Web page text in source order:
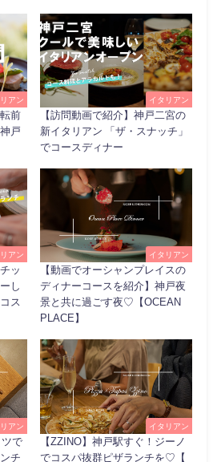
アン
前
戸
イタリアン
【訪問動画で紹介】神戸二宮の
新イタリアン 「ザ・スナッチ」
でコースディナー
アン
ッ
し
ス
イタリアン
【動画でオーシャンプレイスの
ディナーコースを紹介】神戸夜
景と共に過ごす夜♡【OCEAN
PLACE】
アン
ツで
チ
イタリアン
【ZZINO】神戸駅すぐ！ジーノ
でコスパ抜群ピザランチを♡【